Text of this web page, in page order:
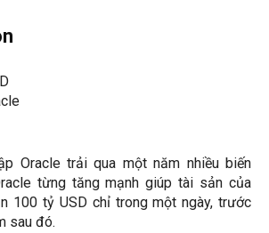
Oracle trải qua một năm nhiều biến
từng tăng mạnh giúp tài sản của
100 tỷ USD chỉ trong một ngày, trước
sau đó.